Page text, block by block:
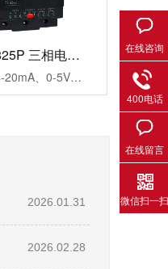
HHT4-4/3825P 三相电力调整器
控制方式：4-20mA、0-5V、0-10V三种方式可选输出方式：相位输出，移相范围0-150°负载电压：三相440VAC（三相三线）负载电流：25A保护功能：快速熔断器报警功能：断相、超温，继电器输出(1A/250VAC)介质耐压：≥2000VAC显示功能：LED面板显示SCR输出百分比及工作状态指示安装方式：螺栓安装使用负载：定阻抗电热丝、IR远红外线、UV灯管等外型尺寸：150×130×175mm安装尺寸：80×116mm(4-M5)冷却方式：自然冷却
2026.01.31
2026.02.28
在线咨询
400电话
在线留言
微信扫一扫